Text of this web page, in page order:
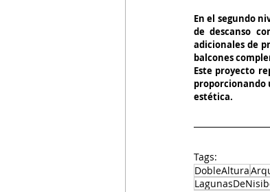
En el segundo
de descanso
adicionales de
balcones
Este proyecto
proporcionando
estética.
Tags:
DobleAltura